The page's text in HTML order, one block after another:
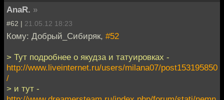
AnaR. »
#62 | 21.05.12 18:23
Кому: Добрый_Сибиряк, #52
> Тут подробнее о якудза и татуировках -
http://www.liveinternet.ru/users/milana07/post153195850
/
> и тут -